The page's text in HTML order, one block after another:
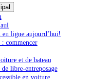
en ligne aujourd’hui!
commencer
et de bateau
libre-entreposage
en voiture